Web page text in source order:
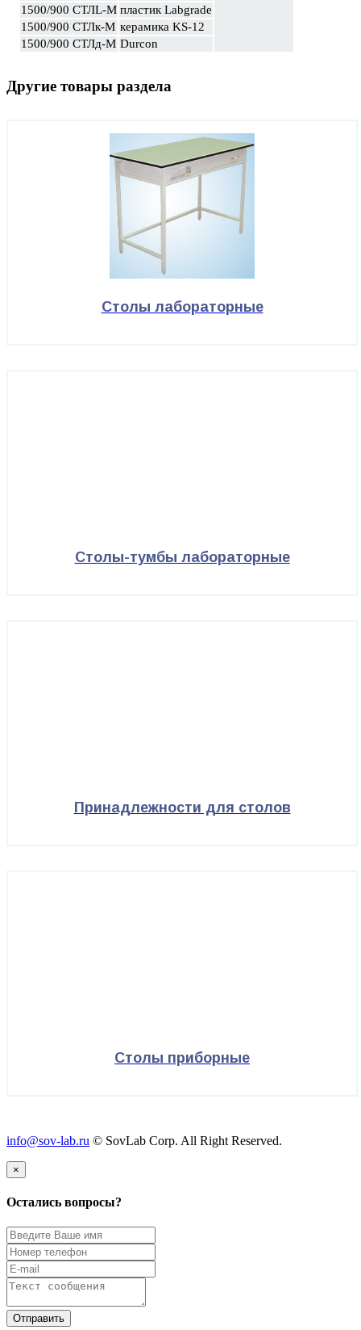
1500/900 СТЛL-М пластик Labgrade
1500/900 СТЛк-М керамика KS-12
1500/900 СТЛд-М Durcon
Другие товары раздела
Столы лабораторные
Столы-тумбы лабораторные
Принадлежности для столов
Столы приборные
info@sov-lab.ru © SovLab Corp. All Right Reserved.
×
Остались вопросы?